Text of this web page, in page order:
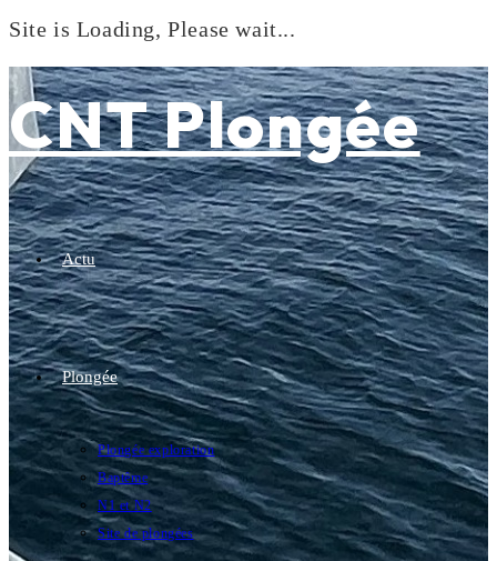
Site is Loading, Please wait...
to
content
CNT Plongée
Actu
Plongée
Plongée exploration
Baptême
N1 et N2
Site de plongées